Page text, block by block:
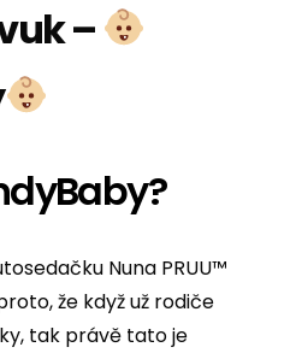
–
Nuna PRUU™
že když už rodiče
tak právě tato je